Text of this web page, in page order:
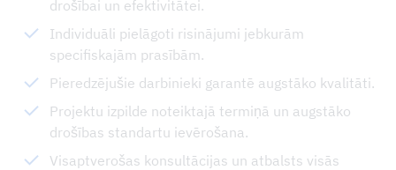
drošībai un efektivitātei.
Individuāli pielāgoti risinājumi jebkurām
specifiskajām prasībām.
Pieredzējušie darbinieki garantē augstāko kvalitāti.
Projektu izpilde noteiktajā termiņā un augstāko
drošības standartu ievērošana.
Visaptverošas konsultācijas un atbalsts visās